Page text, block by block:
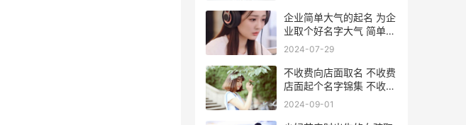
企业简单大气的起名 为企
业取个好名字大气 简单大
气的公司名称大全
2024-07-29
不收费向店面取名 不收费
店面起个名字锦集 不收费
向店面取消订单
2024-09-01